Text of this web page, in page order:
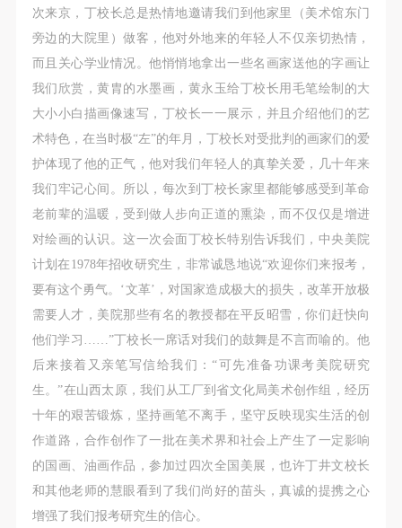
次来京，丁校长总是热情地邀请我们到他家里（美术馆东门
旁边的大院里）做客，他对外地来的年轻人不仅亲切热情，
而且关心学业情况。他悄悄地拿出一些名画家送他的字画让
我们欣赏，黄胄的水墨画，黄永玉给丁校长用毛笔绘制的大
大小小白描画像速写，丁校长一一展示，并且介绍他们的艺
术特色，在当时极“左”的年月，丁校长对受批判的画家们的爱
护体现了他的正气，他对我们年轻人的真挚关爱，几十年来
我们牢记心间。所以，每次到丁校长家里都能够感受到革命
老前辈的温暖，受到做人步向正道的熏染，而不仅仅是增进
对绘画的认识。这一次会面丁校长特别告诉我们，中央美院
计划在1978年招收研究生，非常诚恳地说“欢迎你们来报考，
要有这个勇气。‘文革’，对国家造成极大的损失，改革开放极
需要人才，美院那些有名的教授都在平反昭雪，你们赶快向
他们学习……”丁校长一席话对我们的鼓舞是不言而喻的。他
后来接着又亲笔写信给我们：“可先准备功课考美院研究
生。”在山西太原，我们从工厂到省文化局美术创作组，经历
十年的艰苦锻炼，坚持画笔不离手，坚守反映现实生活的创
作道路，合作创作了一批在美术界和社会上产生了一定影响
的国画、油画作品，参加过四次全国美展，也许丁井文校长
和其他老师的慧眼看到了我们尚好的苗头，真诚的提携之心
增强了我们报考研究生的信心。
第三条
参加本次活动人员应该是成年人（具有完全民事行为
能力的人，18周岁以上）未成年人必须在成年人的陪
同下参观。
第四条
参加活动者在此次活动期间的人身安全责任自负。鼓
励参加者自行购买人身安全保险。活动中一旦出现事
故，活动中任何非事故当事人及美术馆将不承担人身
事故的任何责任，但有互相援助的义务。参加活动的
成员应当积极主动的组织实施救援工作，但对事故本
身不承担任何法律责任和经济责任。参加本次活动者
的人身安全不负有民事及相关连带责任。
第五条
参加活动者在此次活动期间应主动遵守美术馆活动秩
序、维护美术馆场地及展示、展览、馆藏艺术作品及
衍生品的安全。活动中一旦因个人原因造成美术馆场
地、空间、艺术品、衍生品等受到不同程度的损失、
破坏。活动中任何非事故当事人及美术馆将不承担相
应的责任与损失，应由参与活动者根据相应的法律条
文、组织规定进行协商和赔偿。并追究相应的法律责
任和经济责任。
第三条
参加本次活动人员应该是成年人（具有完全民事行为
能力的人，18周岁以上）未成年人必须在成年人的陪
同下参观。
第四条
参加活动者在此次活动期间的人身安全责任自负。鼓
励参加者自行购买人身安全保险。活动中一旦出现事
故，活动中任何非事故当事人及美术馆将不承担人身
事故的任何责任，但有互相援助的义务。参加活动的
成员应当积极主动的组织实施救援工作，但对事故本
身不承担任何法律责任和经济责任。参加本次活动者
的人身安全不负有民事及相关连带责任。
第五条
参加活动者在此次活动期间应主动遵守美术馆活动秩
序、维护美术馆场地及展示、展览、馆藏艺术作品及
衍生品的安全。活动中一旦因个人原因造成美术馆场
地、空间、艺术品、衍生品等受到不同程度的损失、
破坏。活动中任何非事故当事人及美术馆将不承担相
应的责任与损失，应由参与活动者根据相应的法律条
文、组织规定进行协商和赔偿。并追究相应的法律责
任和经济责任。
第三条
参加本次活动人员应该是成年人（具有完全民事行为
能力的人，18周岁以上）未成年人必须在成年人的陪
同下参观。
第四条
参加活动者在此次活动期间的人身安全责任自负。鼓
励参加者自行购买人身安全保险。活动中一旦出现事
故，活动中任何非事故当事人及美术馆将不承担人身
事故的任何责任，但有互相援助的义务。参加活动的
成员应当积极主动的组织实施救援工作，但对事故本
身不承担任何法律责任和经济责任。参加本次活动者
的人身安全不负有民事及相关连带责任。
第五条
参加活动者在此次活动期间应主动遵守美术馆活动秩
序、维护美术馆场地及展示、展览、馆藏艺术作品及
衍生品的安全。活动中一旦因个人原因造成美术馆场
地、空间、艺术品、衍生品等受到不同程度的损失、
破坏。活动中任何非事故当事人及美术馆将不承担相
应的责任与损失，应由参与活动者根据相应的法律条
文、组织规定进行协商和赔偿。并追究相应的法律责
任和经济责任。